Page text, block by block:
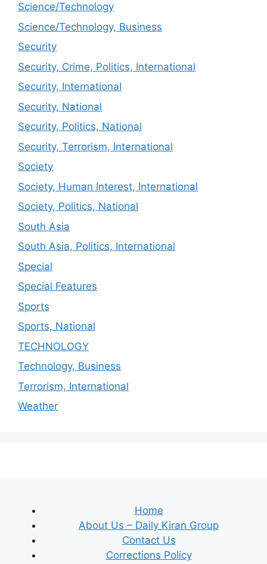
Science/Technology
Science/Technology, Business
Security
Security, Crime, Politics, International
Security, International
Security, National
Security, Politics, National
Security, Terrorism, International
Society
Society, Human Interest, International
Society, Politics, National
South Asia
South Asia, Politics, International
Special
Special Features
Sports
Sports, National
TECHNOLOGY
Technology, Business
Terrorism, International
Weather
Home
About Us – Daily Kiran Group
Contact Us
Corrections Policy